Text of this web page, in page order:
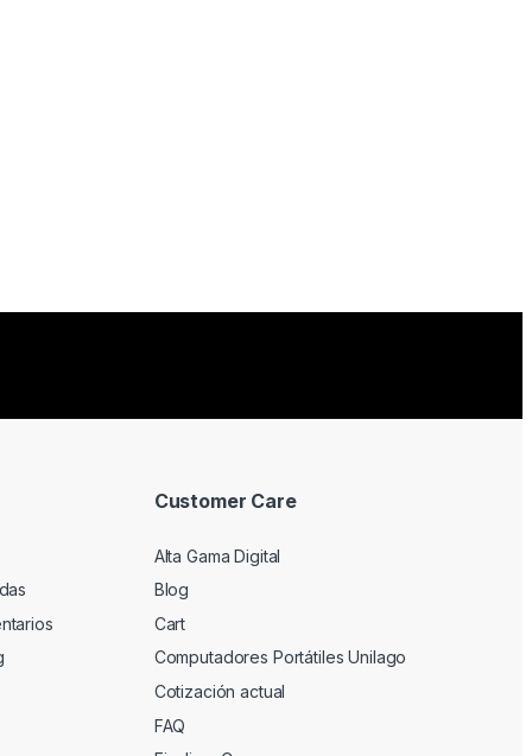
Customer Care
Alta Gama Digital
Blog
Cart
Computadores Portátiles Unilago
Cotización actual
FAQ